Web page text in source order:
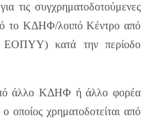
τις συγχρηματοδοτούμενες
το ΚΔΗΦ/λοιπό Κέντρο από
ΕΟΠΥΥ) κατά την περίοδο
άλλο ΚΔΗΦ ή άλλο φορέα
οποίος χρηματοδοτείται από